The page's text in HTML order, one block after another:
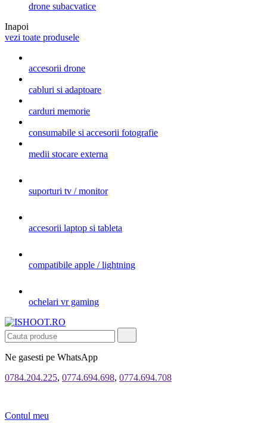
drone subacvatice
Inapoi
vezi toate produsele
accesorii drone
cabluri si adaptoare
carduri memorie
consumabile si accesorii fotografie
medii stocare externa
suporturi tv / monitor
accesorii laptop si tableta
compatibile apple / lightning
ochelari vr gaming
Ne gasesti pe WhatsApp
0784.204.225, 0774.694.698, 0774.694.708
Contul meu